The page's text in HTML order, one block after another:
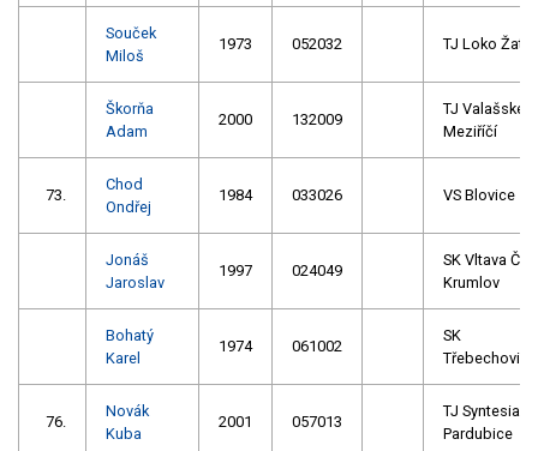
Souček
Miloš
1973 052032 TJ Loko
Škorňa
Adam
2000 132009
TJ Valašské
Meziříčí
73.
Chod
Ondřej
1984 033026 VS Blovice
Jonáš
Jaroslav
1997 024049
SK Vltava Č.
Krumlov
Bohatý
Karel
1974 061002
SK
Třebechovice
76.
Novák
Kuba
2001 057013
TJ Syntesia
Pardubice